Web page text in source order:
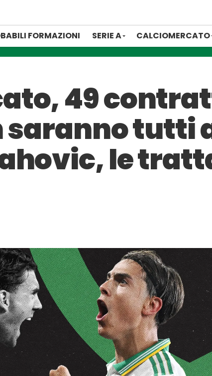
FORMAZIONI SERIE A CALCIOMERCATO
49
saranno tutti
le